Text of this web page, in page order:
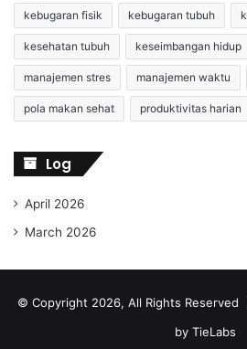
kebugaran fisik kebugaran tubuh
kesehatan tubuh keseimbangan hidup
manajemen stres manajemen waktu
pola makan sehat produktivitas harian
Log
April 2026
March 2026
© Copyright 2026, All Rights Reserved
by TieLabs